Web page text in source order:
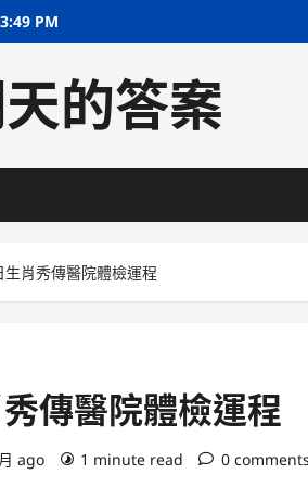
PM
的答案
生肖秀傳醫院體檢運程
傳醫院體檢運程
ago 1 minute read 0